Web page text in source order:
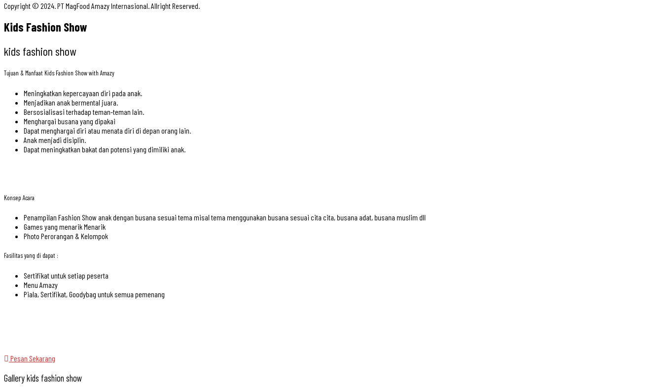
Copyright © 2024. PT MagFood Amazy Internasional. Allright Reserved.
Kids Fashion Show
kids fashion show
Tujuan & Manfaat Kids Fashion Show with Amazy
Meningkatkan kepercayaan diri pada anak.
Menjadikan anak bermental juara.
Bersosialisasi terhadap teman-teman lain.
Menghargai busana yang dipakai
Dapat menghargai diri atau menata diri di depan orang lain.
Anak menjadi disiplin.
Dapat meningkatkan bakat dan potensi yang dimiliki anak.
Konsep Acara
Penampilan Fashion Show anak dengan busana sesuai tema misal tema menggunakan busana sesuai cita cita, busana adat, busana muslim dll
Games yang menarik Menarik
Photo Perorangan & Kelompok
Fasilitas yang di dapat :
Sertifikat untuk setiap peserta
Menu Amazy
Piala, Sertifikat, Goodybag untuk semua pemenang
Pesan Sekarang
Gallery kids fashion show